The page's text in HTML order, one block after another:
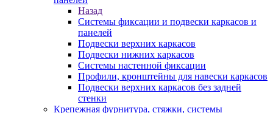
Назад
Системы фиксации и подвески каркасов и
панелей
Подвески верхних каркасов
Подвески нижних каркасов
Системы настенной фиксации
Профили, кронштейны для навески каркасов
Подвески верхних каркасов без задней
стенки
Крепежная фурнитура, стяжки, системы